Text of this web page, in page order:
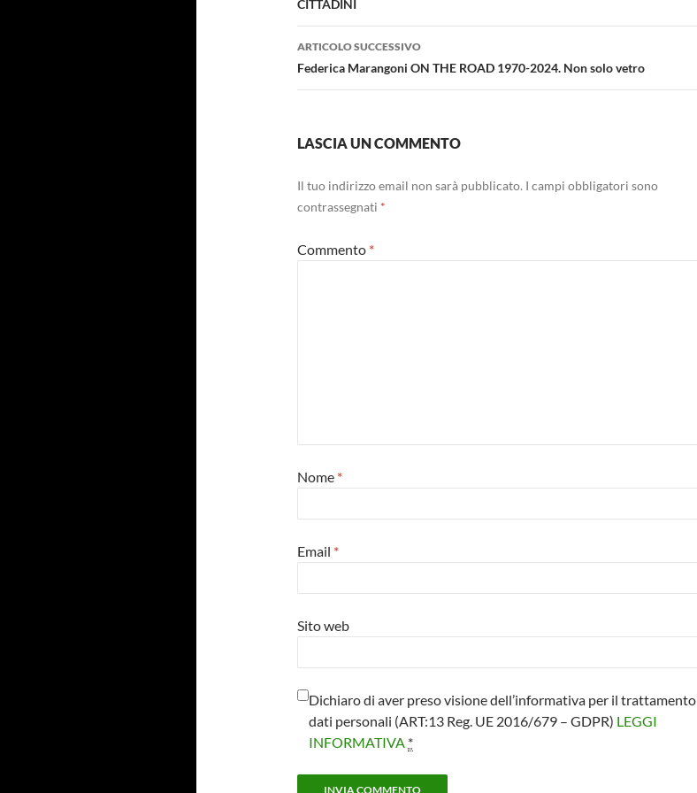
CITTADINI
ARTICOLO SUCCESSIVO
Federica Marangoni ON THE ROAD 1970-2024. Non solo vetro
LASCIA UN COMMENTO
Il tuo indirizzo email non sarà pubblicato. I campi obbligatori sono
contrassegnati *
Commento *
Nome *
Email *
Sito web
Dichiaro di aver preso visione dell’informativa per il trattamento
dati personali (ART:13 Reg. UE 2016/679 – GDPR) LEGGI
INFORMATIVA *